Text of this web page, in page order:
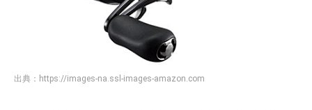
出典： https://images-na.ssl-images-amazon.com